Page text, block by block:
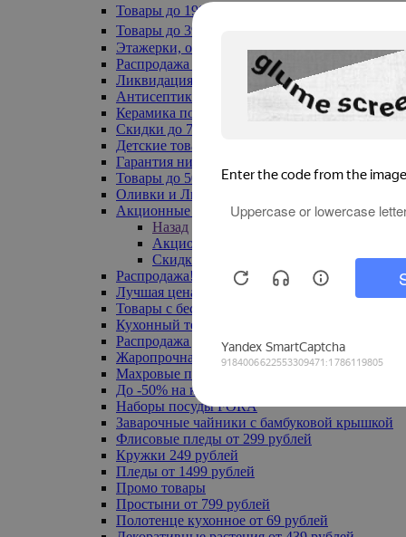
Товары до 199₽
Товары до 399₽
Этажерки, обувницы
Распродажа текстиля до -50%
Ликвидация до -70%
Антисептики
Керамика по 129 руб
Скидки до 70%
Детские товары
Гарантия низкой цены
Товары до 500 руб
Оливки и Лимоны
Акционные товары
Назад
Акционные товары
Скидка 20% по промокоду
Распродажа! Ульяновск до -70%
Лучшая цена
Товары с бесплатной доставкой
Кухонный текстиль
Распродажа до -50%
Жаропрочная посуда
Махровые полотенца
До -50% на ковры
Наборы посуды FORA
Заварочные чайники с бамбуковой крышкой
Флисовые пледы от 299 рублей
Кружки 249 рублей
Пледы от 1499 рублей
Промо товары
Простыни от 799 рублей
Полотенце кухонное от 69 рублей